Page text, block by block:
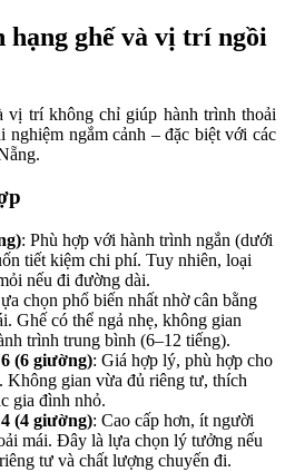
hạng ghế và vị trí ngồi
vị trí không chỉ giúp hành trình thoải
nghiệm ngắm cảnh – đặc biệt với các
: Phù hợp với hành trình ngắn (dưới
tiết kiệm chi phí. Tuy nhiên, loại
nếu đi đường dài.
chọn phổ biến nhất nhờ cân bằng
Ghế có thể ngả nhẹ, không gian
trình trung bình (6–12 tiếng).
(6 giường): Giá hợp lý, phù hợp cho
Không gian vừa đủ riêng tư, thích
gia đình nhỏ.
(4 giường): Cao cấp hơn, ít người
mái. Đây là lựa chọn lý tưởng nếu
tư và chất lượng chuyến đi.